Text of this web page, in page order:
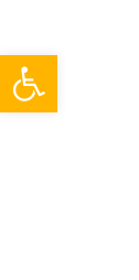
Ouvrir la barre d’outils